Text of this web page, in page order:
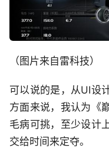
（图片来自雷科技）
可以说的是，从UI设
方面来说，我认为《
毛病可挑，至少设计
交给时间来定夺。